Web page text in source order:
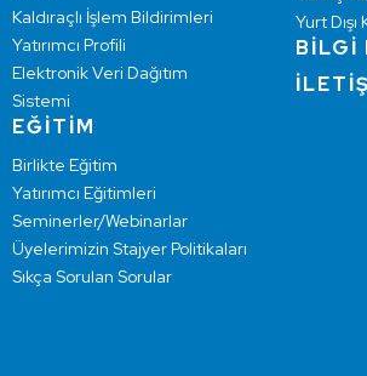
Kaldıraçlı İşlem Bildirimleri
Yatırımcı Profili
Elektronik Veri Dağıtım
Sistemi
EĞİTİM
Birlikte Eğitim
Yatırımcı Eğitimleri
Seminerler/Webinarlar
Üyelerimizin Stajyer Politikaları
Sıkça Sorulan Sorular
Yurt
BİLGİ